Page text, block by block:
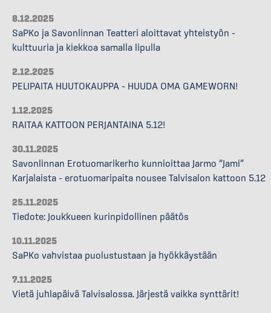
8.12.2025
SaPKo ja Savonlinnan Teatteri aloittavat yhteistyön –
kulttuuria ja kiekkoa samalla lipulla
2.12.2025
PELIPAITA HUUTOKAUPPA – HUUDA OMA GAMEWORN!
1.12.2025
RAITAA KATTOON PERJANTAINA 5.12!
30.11.2025
Savonlinnan Erotuomarikerho kunnioittaa Jarmo “Jami”
Karjalaista – erotuomaripaita nousee Talvisalon kattoon 5.12
25.11.2025
Tiedote: Joukkueen kurinpidollinen päätös
10.11.2025
SaPKo vahvistaa puolustustaan ja hyökkäystään
7.11.2025
Vietä juhlapäivä Talvisalossa. Järjestä vaikka synttärit!